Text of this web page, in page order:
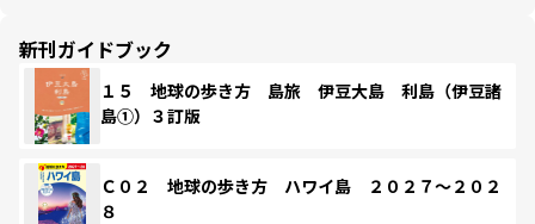
新刊ガイドブック
１５ 地球の歩き方 島旅 伊豆大島 利島（伊豆諸
島①）３訂版
Ｃ０２ 地球の歩き方 ハワイ島 ２０２７～２０２
８